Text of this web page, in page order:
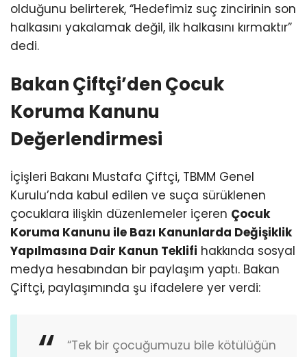
olduğunu belirterek, “Hedefimiz suç zincirinin son
halkasını yakalamak değil, ilk halkasını kırmaktır”
dedi.
Bakan Çiftçi’den Çocuk
Koruma Kanunu
Değerlendirmesi
İçişleri Bakanı Mustafa Çiftçi, TBMM Genel
Kurulu’nda kabul edilen ve suça sürüklenen
çocuklara ilişkin düzenlemeler içeren Çocuk
Koruma Kanunu ile Bazı Kanunlarda Değişiklik
Yapılmasına Dair Kanun Teklifi hakkında sosyal
medya hesabından bir paylaşım yaptı. Bakan
Çiftçi, paylaşımında şu ifadelere yer verdi:
“Tek bir çocuğumuzu bile kötülüğün